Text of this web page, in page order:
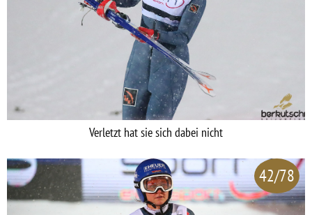
Verletzt hat sie sich dabei nicht
42/78